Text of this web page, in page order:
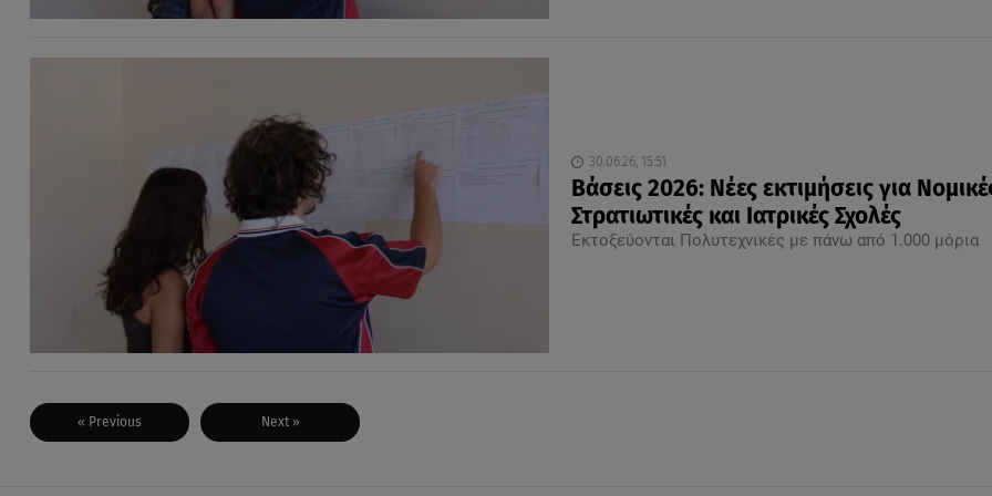
30.06.26, 15:51
Βάσεις 2026: Νέες εκτιμήσεις για
Στρατιωτικές και Ιατρικές Σχολές
Εκτοξεύονται Πολυτεχνικές με πάνω από 1.000 μόρια
« Previous Next »